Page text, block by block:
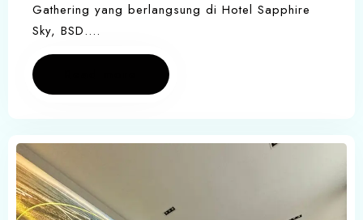
Gathering yang berlangsung di Hotel Sapphire
Sky, BSD….